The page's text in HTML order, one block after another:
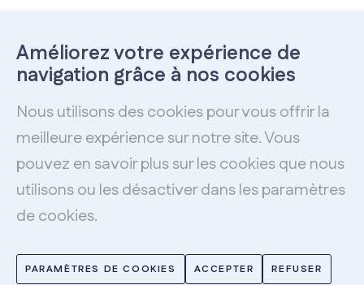
Rue de la Métallurgie, 33
4530 Villers-le-Bouillet,
Belgique
T:+32 4 325 43 75
Français
Mentions Légales
Améliorez votre expérience de
navigation grâce à nos cookies
Nous utilisons des cookies pour vous offrir la
meilleure expérience sur notre site. Vous
pouvez en savoir plus sur les cookies que nous
utilisons ou les désactiver dans les paramètres
de cookies.
PARAMÈTRES DE COOKIES ACCEPTER REFUSER